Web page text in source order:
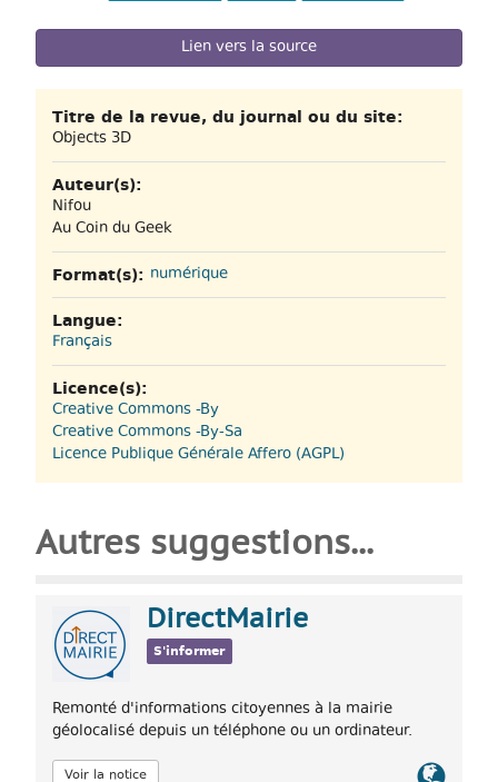
Lien vers la source
Titre de la revue, du journal ou du site:
Objects 3D
Auteur(s):
Nifou
Au Coin du Geek
Format(s): numérique
Langue:
Français
Licence(s):
Creative Commons -By
Creative Commons -By-Sa
Licence Publique Générale Affero (AGPL)
Autres suggestions...
DirectMairie
S'informer
Remonté d'informations citoyennes à la mairie
géolocalisé depuis un téléphone ou un ordinateur.
Voir la notice
Lien